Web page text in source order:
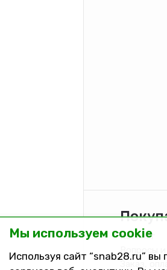
Каталог
Вопросы и
Заказ,
Мы используем cookie
Используя сайт “snab28.ru”